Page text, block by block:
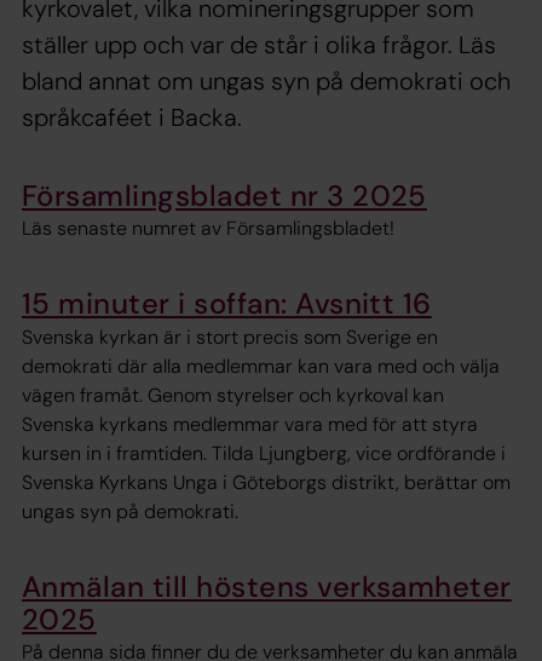
kyrkovalet, vilka nomineringsgrupper som
ställer upp och var de står i olika frågor. Läs
bland annat om ungas syn på demokrati och
språkcaféet i Backa.
Församlingsbladet nr 3 2025
Läs senaste numret av Församlingsbladet!
15 minuter i soffan: Avsnitt 16
Svenska kyrkan är i stort precis som Sverige en
demokrati där alla medlemmar kan vara med och välja
vägen framåt. Genom styrelser och kyrkoval kan
Svenska kyrkans medlemmar vara med för att styra
kursen in i framtiden. Tilda Ljungberg, vice ordförande i
Svenska Kyrkans Unga i Göteborgs distrikt, berättar om
ungas syn på demokrati.
Anmälan till höstens verksamheter
2025
På denna sida finner du de verksamheter du kan anmäla